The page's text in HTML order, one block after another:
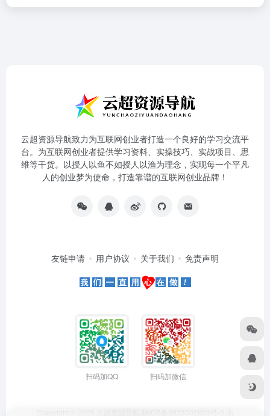
云超资源导航致力为互联网创业者打造一个良好的学习交流平
台。为互联网创业者提供学习资料、实操技巧、实战项目、思
维等干货。以授人以鱼不如授人以渔为理念，实现每一个平凡
人的创业梦为使命，打造靠谱的互联网创业品牌！
友链申请 用户协议 关于我们 免责声明
扫码加QQ 扫码加微信